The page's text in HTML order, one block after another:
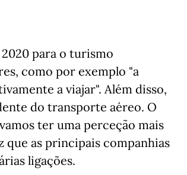
para o turismo
como por exemplo "a
a viajar". Além disso,
do transporte aéreo. O
ter uma perceção mais
que as principais companhias
ligações.